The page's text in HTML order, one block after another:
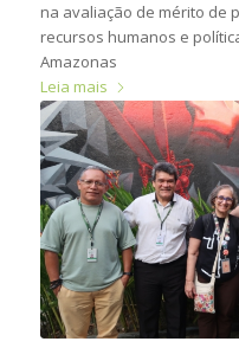
na avaliação de mérito de
recursos humanos e
Amazonas
Leia mais